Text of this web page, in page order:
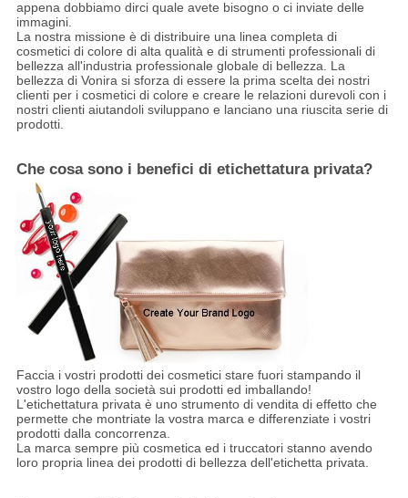
appena dobbiamo dirci quale avete bisogno o ci inviate delle
immagini.
La nostra missione è di distribuire una linea completa di
cosmetici di colore di alta qualità e di strumenti professionali di
bellezza all'industria professionale globale di bellezza. La
bellezza di Vonira si sforza di essere la prima scelta dei nostri
clienti per i cosmetici di colore e creare le relazioni durevoli con i
nostri clienti aiutandoli sviluppano e lanciano una riuscita serie di
prodotti.
Che cosa sono i benefici di etichettatura privata?
Faccia i vostri prodotti dei cosmetici stare fuori stampando il
vostro logo della società sui prodotti ed imballando!
L'etichettatura privata è uno strumento di vendita di effetto che
permette che montriate la vostra marca e differenziate i vostri
prodotti dalla concorrenza.
La marca sempre più cosmetica ed i truccatori stanno avendo
loro propria linea dei prodotti di bellezza dell'etichetta privata.